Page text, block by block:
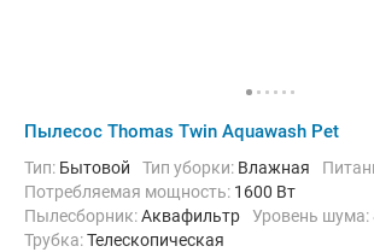
Пылесос Thomas Twin Aquawash Pet
Тип: Бытовой Тип уборки: Влажная
Потребляемая мощность: 1600 Вт
пылесборник:Аквафильтр уровень шума:
трубка:Телескопическая